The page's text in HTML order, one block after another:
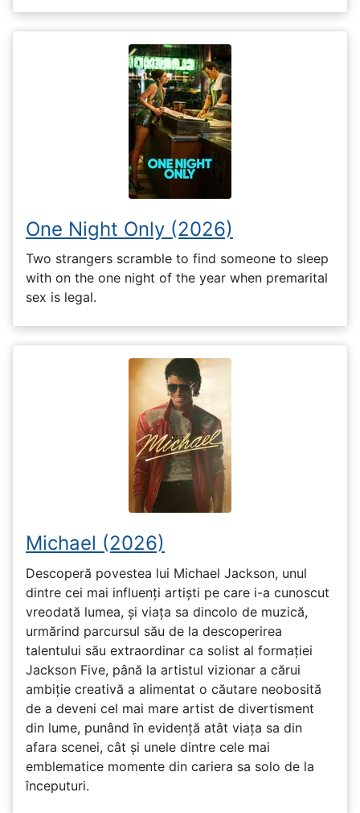
One Night Only (2026)
Two strangers scramble to find someone to sleep
with on the one night of the year when premarital
sex is legal.
Michael (2026)
Descoperă povestea lui Michael Jackson, unul
dintre cei mai influenți artiști pe care i-a cunoscut
vreodată lumea, și viața sa dincolo de muzică,
urmărind parcursul său de la descoperirea
talentului său extraordinar ca solist al formației
Jackson Five, până la artistul vizionar a cărui
ambiție creativă a alimentat o căutare neobosită
de a deveni cel mai mare artist de divertisment
din lume, punând în evidență atât viața sa din
afara scenei, cât și unele dintre cele mai
emblematice momente din cariera sa solo de la
începuturi.